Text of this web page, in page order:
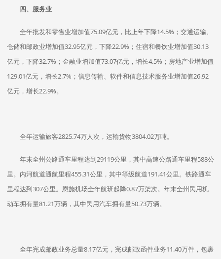
四、服务业
全年批发和零售业增加值75.09亿元，比上年下降14.5%；交通运输、
仓储和邮政业增加值32.95亿元，下降22.9%；住宿和餐饮业增加值30.13
亿元，下降32.7%；金融业增加值73.07亿元，增长4.5%；房地产业增加值
129.01亿元，增长2.7%；信息传输、软件和信息技术服务业增加值26.92
亿元，增长22.9%。
全年运输旅客2825.74万人次，运输货物3804.02万吨。
年末全州公路通车里程达到29119公里，其中高速公路通车里程588公
里。内河航道通航里程455.31公里，其中等级航道191.41公里。铁路通车
里程达到307公里。恩施机场全年航班起降0.87万架次。年末全州民用机
动车拥有量81.21万辆，其中民用汽车拥有量50.73万辆。
全年完成邮政业务总量8.17亿元，完成邮政函件业务11.40万件，包裹